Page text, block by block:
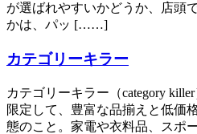
が選ばれやすいかどうか、店頭
かは、パッ [……]
カテゴリーキラー
カテゴリーキラー（category
限定して、豊富な品揃えと低価
態のこと。家電や衣料品、スポ